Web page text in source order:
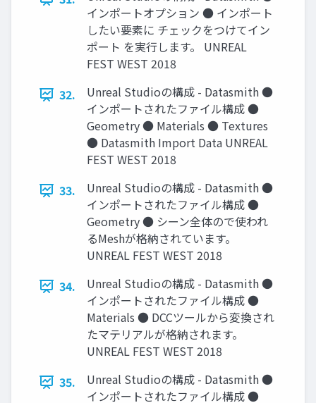
インポートオプション ● インポート
したい要素に チェックをつけてイン
ポート を実行します。 UNREAL
FEST WEST 2018
32.
Unreal Studioの構成 - Datasmith ●
インポートされたファイル構成 ●
Geometry ● Materials ● Textures
● Datasmith Import Data UNREAL
FEST WEST 2018
33.
Unreal Studioの構成 - Datasmith ●
インポートされたファイル構成 ●
Geometry ● シーン全体ので使われ
るMeshが格納されています。
UNREAL FEST WEST 2018
34.
Unreal Studioの構成 - Datasmith ●
インポートされたファイル構成 ●
Materials ● DCCツールから変換され
たマテリアルが格納されます。
UNREAL FEST WEST 2018
35.
Unreal Studioの構成 - Datasmith ●
インポートされたファイル構成 ●